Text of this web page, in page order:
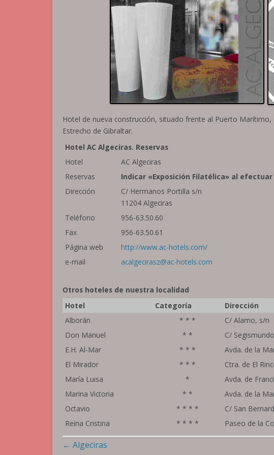
Hotel de nueva construcción, situado frente al Puerto
Estrecho de Gibraltar.
Hotel AC Algeciras. Reservas
Hotel
AC Algeciras
Reservas
Indicar «Exposición Filatélica» al
Dirección
C/ Hermanos Portilla s/n
11204 Algeciras
Teléfono
956-63.50.60
Fax
956-63.50.61
Página web
http://www.ac-hotels.com/
e-mail
acalgecirasz@ac-hotels.com
Otros hoteles de nuestra localidad
Hotel
Categoría Dirección
Alborán
* * * C/ Alamo, s/n
Don Manuel
* * C/
E.H. Al-Mar
* * * Avda. de la
El Mirador
* * * Ctra. de El
María Luisa
* Avda. de
Marina Victoria
* * Avda. de la
Octavio
* * * * C/ San
Reina Cristina
* * * * Paseo de la
Navegación
← Algeciras